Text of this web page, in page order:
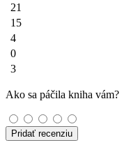
21
15
4
0
3
Ako sa páčila kniha vám?
Pridať recenziu